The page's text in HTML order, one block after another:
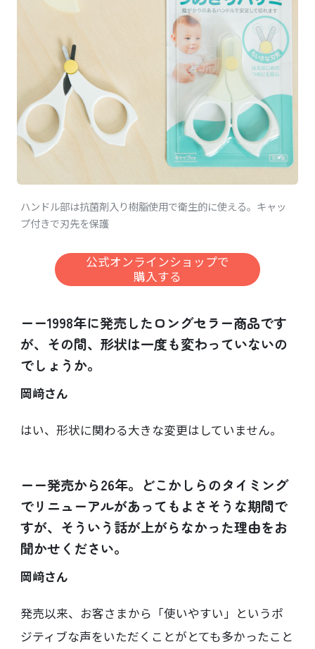
ハンドル部は抗菌剤入り樹脂使用で衛生的に使える。キャッ
プ付きで刃先を保護
公式オンラインショップで
購入する
ーー1998年に発売したロングセラー商品です
が、その間、形状は一度も変わっていないの
でしょうか。
岡﨑さん
はい、形状に関わる大きな変更はしていません。
ーー発売から26年。どこかしらのタイミング
でリニューアルがあってもよさそうな期間で
すが、そういう話が上がらなかった理由をお
聞かせください。
岡﨑さん
発売以来、お客さまから「使いやすい」というポ
ジティブな声をいただくことがとても多かったこと